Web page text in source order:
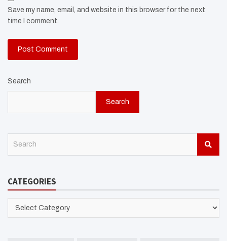
Save my name, email, and website in this browser for the next
time I comment.
Search
Search
c
CATEGORIES